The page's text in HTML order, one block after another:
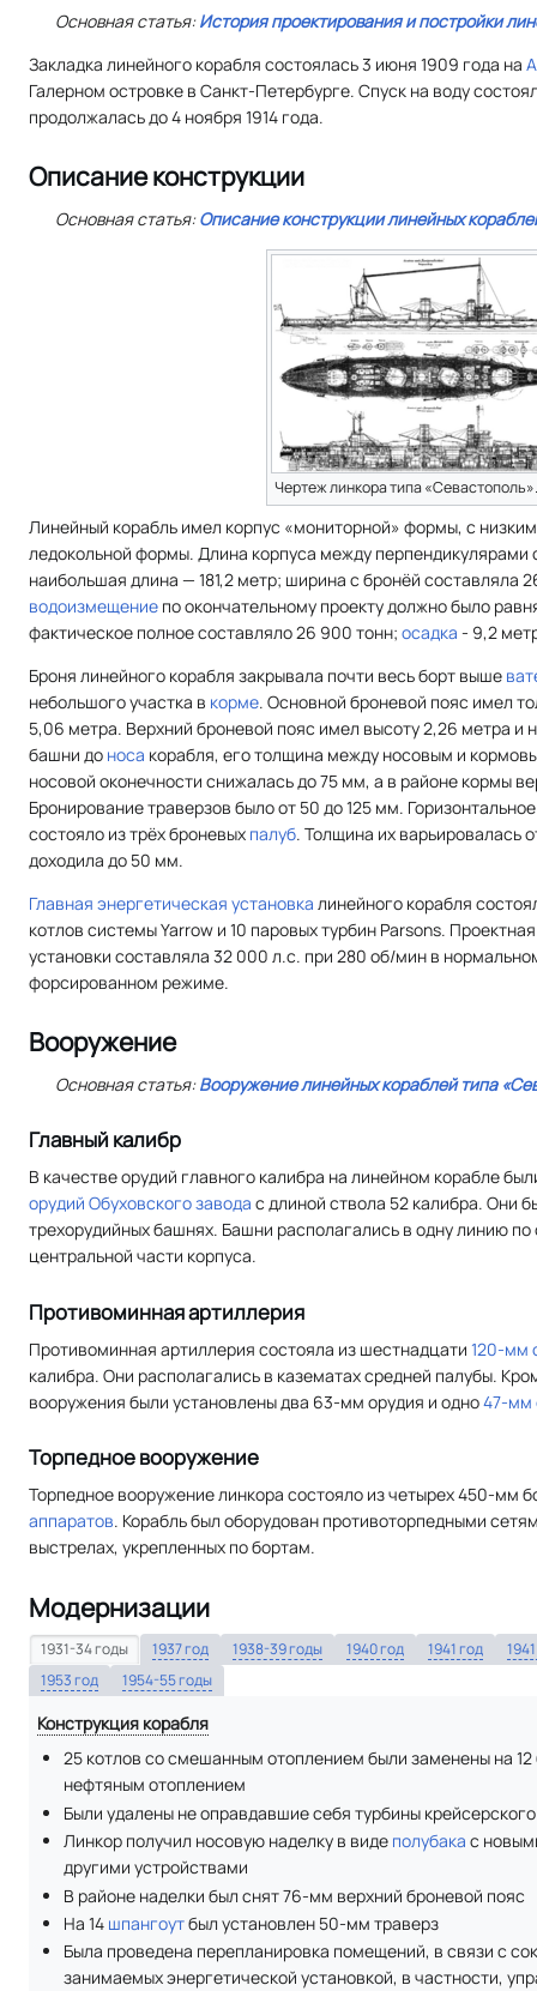
Основная статья:История проектирования и постройки
Закладка линейного корабля состоялась 3 июня 1909 года на
Галерном островке в Санкт-Петербурге. Спуск на воду
продолжалась до 4 ноября 1914 года.
Описание конструкции
Основная статья:Описание конструкции линейных
Чертеж линкора типа «Севастополь».
Линейный корабль имел корпус «мониторной» формы, с
ледокольной формы. Длина корпуса между перпендикулярами
наибольшая длина — 181,2 метр; ширина с бронёй составляла
водоизмещение по окончательному проекту должно было
фактическое полное составляло 26 900 тонн; осадка - 9,2
Броня линейного корабля закрывала почти весь борт выше
небольшого участка в корме. Основной броневой пояс имел
5,06 метра. Верхний броневой пояс имел высоту 2,26 метра и
башни до носа корабля, его толщина между носовым и
носовой оконечности снижалась до 75 мм, а в районе кормы
Бронирование траверзов было от 50 до 125 мм.
состояло из трёх броневых палуб. Толщина их варьировалась
доходила до 50 мм.
Главная энергетическая установка линейного корабля
котлов системы Yarrow и 10 паровых турбин Parsons.
установки составляла 32 000 л.с. при 280 об/мин в
форсированном режиме.
Вооружение
Основная статья:Вооружение линейных кораблей типа
Главный калибр
В качестве орудий главного калибра на линейном корабле
орудий Обуховского завода с длиной ствола 52 калибра. Они
трехорудийных башнях. Башни располагались в одну линию по
центральной части корпуса.
Противоминная артиллерия
Противоминная артиллерия состояла из шестнадцати 120-мм
калибра. Они располагались в казематах средней палубы.
вооружения были установлены два 63-мм орудия и одно47-мм
Торпедное вооружение
Торпедное вооружение линкора состояло из четырех 450-мм
аппаратов. Корабль был оборудован противоторпедными
выстрелах, укрепленных по бортам.
Модернизации
1931-34 годы 1937 год 1938-39 годы 1940 год 1941 год
1953 год
1954-55 годы
Конструкция корабля
25 котлов со смешанным отоплением были заменены на
нефтяным отоплением
Были удалены не оправдавшие себя турбины
Линкор получил носовую наделку в виде полубака с
другими устройствами
В районе наделки был снят 76-мм верхний броневой пояс
На 14 шпангоутбыл установлен 50-мм траверз
Была проведена перепланировка помещений, в связи с
занимаемых энергетической установкой, в частности,